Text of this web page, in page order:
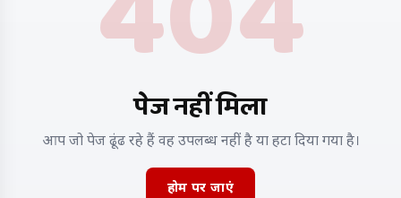
पेज नहीं मिला
आप जो पेज ढूंढ रहे हैं वह उपलब्ध नहीं है या हटा दिया गया है।
होम पर जाएं